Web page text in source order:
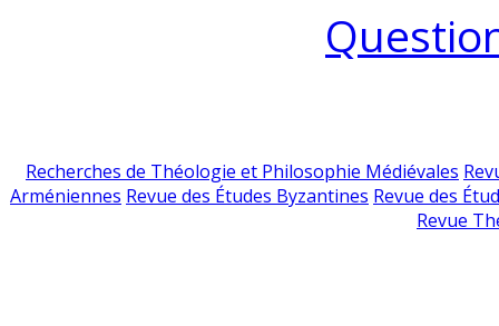
Recherches de Théologie et Philosophie Médiévales
Arméniennes Revue des Études Byzantines Revue des
Revue